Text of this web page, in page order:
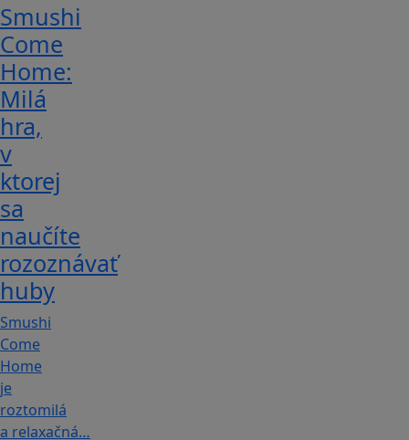
Smushi
Come
Home:
Milá
hra,
v
ktorej
sa
naučíte
rozoznávať
huby
Smushi
Come
Home
je
roztomilá
a relaxačná…